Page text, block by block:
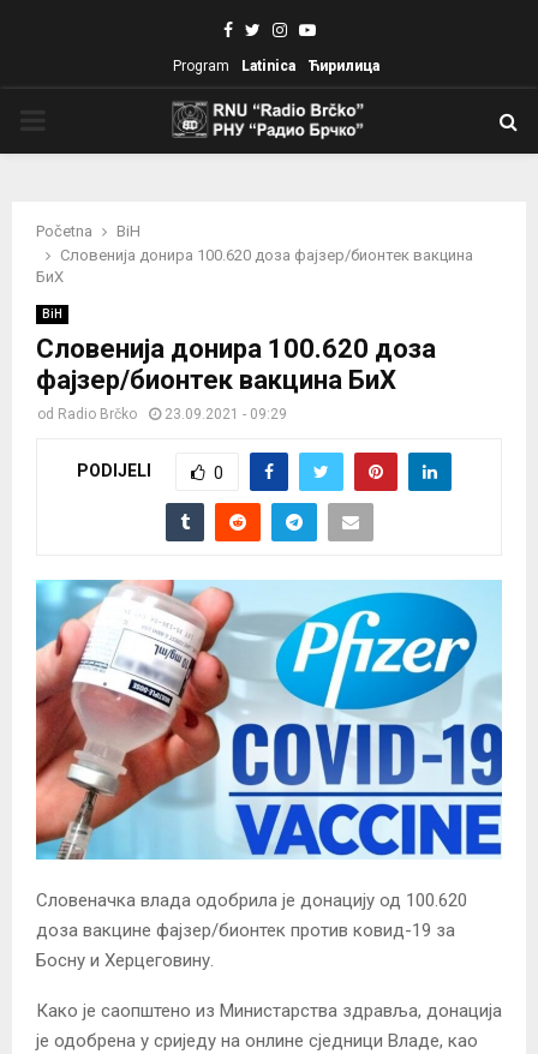
Facebook
TwitterInstagram
Youtube
Program Latinica Ћирилица
Početna
BiH
Словенија донира 100.620 доза фајзер/бионтек вакцина
БиХ
BiH
Словенија донира 100.620 доза
фајзер/бионтек вакцина БиХ
od Radio Brčko 23.09.2021 - 09:29
PODIJELI 0
Словеначка влада одобрила је донацију од 100.620
доза вакцине фајзер/бионтек против ковид-19 за
Босну и Херцеговину.
Како је саопштено из Министарства здравља, донација
је одобрена у сриједу на онлине сједници Владе, као